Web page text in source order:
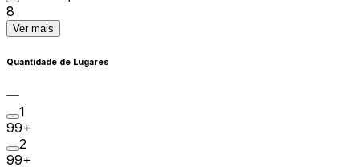
8
Ver mais
Quantidade de Lugares
1
99+
2
99+